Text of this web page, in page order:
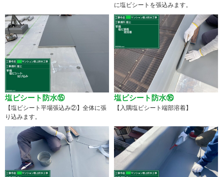
に塩ビシートを張込みます。
塩ビシート防水⑮
【塩ビシート平場張込み②】全体に張
り込みます。
塩ビシート防水⑯
【入隅塩ビシート端部溶着】